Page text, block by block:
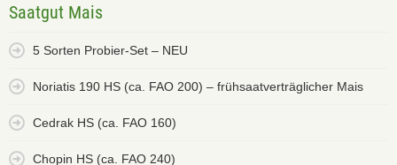
Saatgut Mais
5 Sorten Probier-Set – NEU
Noriatis 190 HS (ca. FAO 200) – frühsaatverträglicher Mais
Cedrak HS (ca. FAO 160)
Chopin HS (ca. FAO 240)